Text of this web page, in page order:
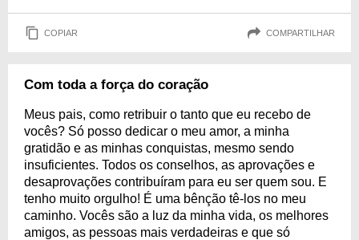
COPIAR COMPARTILHAR
Com toda a força do coração
Meus pais, como retribuir o tanto que eu recebo de
vocês? Só posso dedicar o meu amor, a minha
gratidão e as minhas conquistas, mesmo sendo
insuficientes. Todos os conselhos, as aprovações e
desaprovações contribuíram para eu ser quem sou. E
tenho muito orgulho! É uma bênção tê-los no meu
caminho. Vocês são a luz da minha vida, os melhores
amigos, as pessoas mais verdadeiras e que só